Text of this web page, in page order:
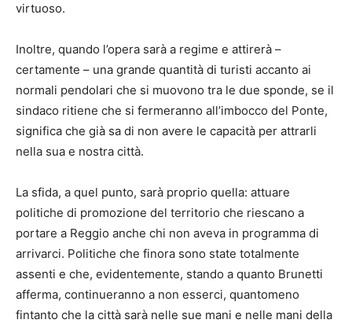
virtuoso.
Inoltre, quando l’opera sarà a regime e attirerà –
certamente – una grande quantità di turisti accanto ai
normali pendolari che si muovono tra le due sponde, se il
sindaco ritiene che si fermeranno all’imbocco del Ponte,
significa che già sa di non avere le capacità per attrarli
nella sua e nostra città.
La sfida, a quel punto, sarà proprio quella: attuare
politiche di promozione del territorio che riescano a
portare a Reggio anche chi non aveva in programma di
arrivarci. Politiche che finora sono state totalmente
assenti e che, evidentemente, stando a quanto Brunetti
afferma, continueranno a non esserci, quantomeno
fintanto che la città sarà nelle sue mani e nelle mani della